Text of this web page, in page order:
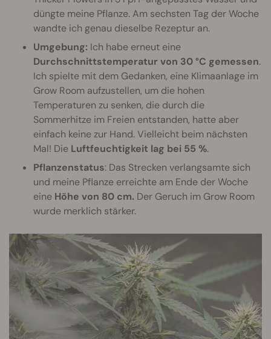
düngte meine Pflanze. Am sechsten Tag der Woche
wandte ich genau dieselbe Rezeptur an.
Umgebung: Ich habe erneut eine
Durchschnittstemperatur von 30 °C gemessen.
Ich spielte mit dem Gedanken, eine Klimaanlage im
Grow Room aufzustellen, um die hohen
Temperaturen zu senken, die durch die
Sommerhitze im Freien entstanden, hatte aber
einfach keine zur Hand. Vielleicht beim nächsten
Mal! Die Luftfeuchtigkeit lag bei 55 %.
Pflanzenstatus: Das Strecken verlangsamte sich
und meine Pflanze erreichte am Ende der Woche
eine Höhe von 80 cm. Der Geruch im Grow Room
wurde merklich stärker.